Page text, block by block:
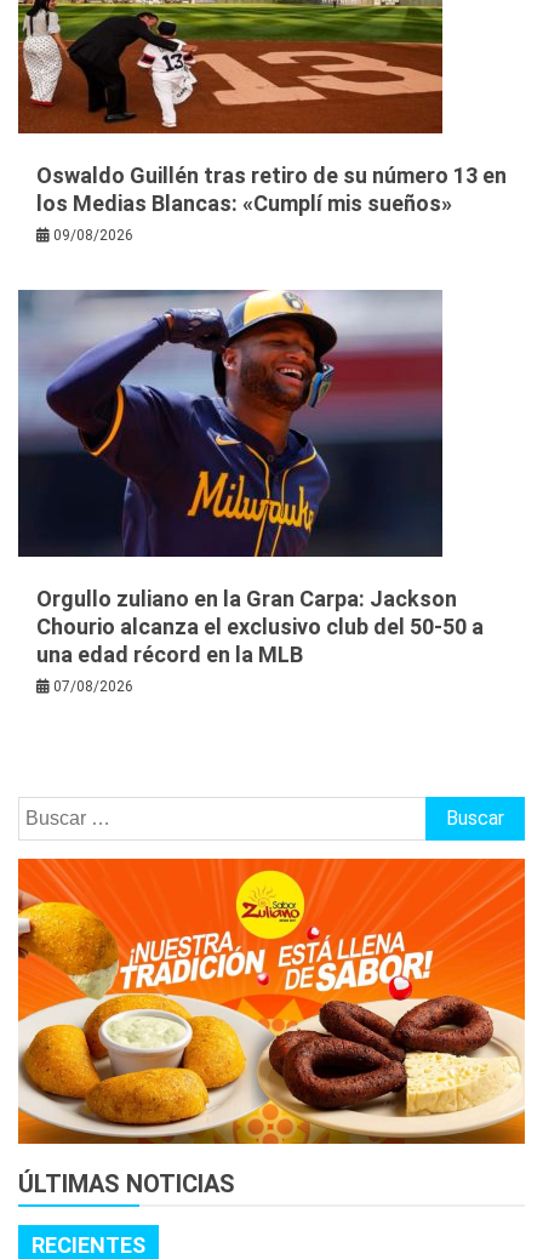
Oswaldo Guillén tras retiro de su número 13 en
los Medias Blancas: «Cumplí mis sueños»
09/08/2026
Orgullo zuliano en la Gran Carpa: Jackson
Chourio alcanza el exclusivo club del 50-50 a
una edad récord en la MLB
07/08/2026
Buscar:
ÚLTIMAS NOTICIAS
RECIENTES